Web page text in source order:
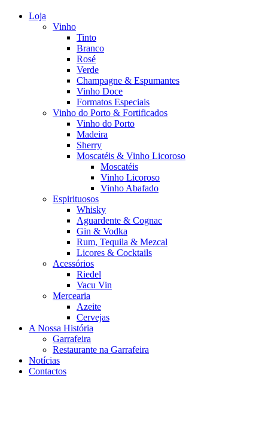
Loja
Vinho
Tinto
Branco
Rosé
Verde
Champagne & Espumantes
Vinho Doce
Formatos Especiais
Vinho do Porto & Fortificados
Vinho do Porto
Madeira
Sherry
Moscatéis & Vinho Licoroso
Moscatéis
Vinho Licoroso
Vinho Abafado
Espirituosos
Whisky
Aguardente & Cognac
Gin & Vodka
Rum, Tequila & Mezcal
Licores & Cocktails
Acessórios
Riedel
Vacu Vin
Mercearia
Azeite
Cervejas
A Nossa História
Garrafeira
Restaurante na Garrafeira
Notícias
Contactos